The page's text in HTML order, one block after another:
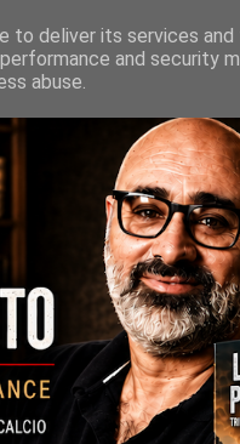
to deliver its services
and security
abuse.